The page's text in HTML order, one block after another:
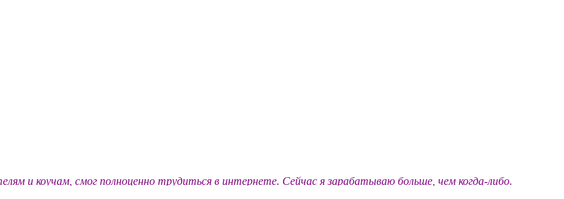
и коучам, смог полноценно трудиться в интернете. Сейчас я зарабатываю больше, чем когда-либо.